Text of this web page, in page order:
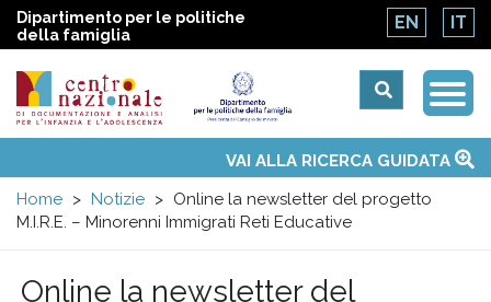
Dipartimento per le politiche
della famiglia
EN IT
Centro
nazionale
di
menu
Temi
Attività
Convenzione ONUVAI ALLA RICERCA GUIDATA
Home
Notizie
Online la newsletter del progetto
M.I.R.E. – Minorenni Immigrati Reti Educative
Online la newsletter del